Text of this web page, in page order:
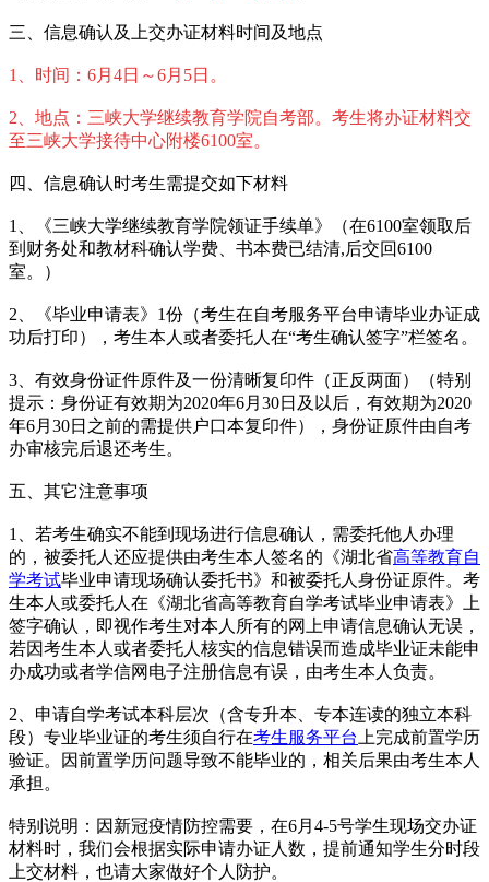
三、信息确认及上交办证材料时间及地点
1、时间：6月4日～6月5日。
2、地点：三峡大学继续教育学院自考部。考生将办证材料交
至三峡大学接待中心附楼6100室。
四、信息确认时考生需提交如下材料
1、《三峡大学继续教育学院领证手续单》（在6100室领取后
到财务处和教材科确认学费、书本费已结清,后交回6100
室。）
2、《毕业申请表》1份（考生在自考服务平台申请毕业办证成
功后打印），考生本人或者委托人在“考生确认签字”栏签名。
3、有效身份证件原件及一份清晰复印件（正反两面）（特别
提示：身份证有效期为2020年6月30日及以后，有效期为2020
年6月30日之前的需提供户口本复印件），身份证原件由自考
办审核完后退还考生。
五、其它注意事项
1、若考生确实不能到现场进行信息确认，需委托他人办理
的，被委托人还应提供由考生本人签名的《湖北省高等教育自
学考试毕业申请现场确认委托书》和被委托人身份证原件。考
生本人或委托人在《湖北省高等教育自学考试毕业申请表》上
签字确认，即视作考生对本人所有的网上申请信息确认无误，
若因考生本人或者委托人核实的信息错误而造成毕业证未能申
办成功或者学信网电子注册信息有误，由考生本人负责。
2、申请自学考试本科层次（含专升本、专本连读的独立本科
段）专业毕业证的考生须自行在考生服务平台 上完成前置学历
验证。因前置学历问题导致不能毕业的，相关后果由考生本人
承担。
特别说明：因新冠疫情防控需要，在6月4-5号学生现场交办证
材料时，我们会根据实际申请办证人数，提前通知学生分时段
上交材料，也请大家做好个人防护。